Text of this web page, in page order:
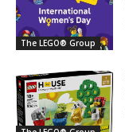
The LEGO® Group